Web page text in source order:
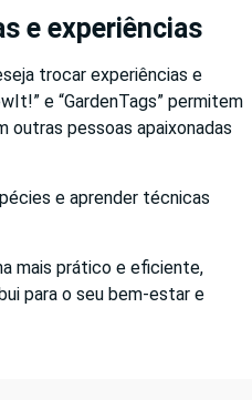
e experiências
trocar experiências e
e “GardenTags” permitem
outras pessoas apaixonadas
e aprender técnicas
mais prático e eficiente,
para o seu bem-estar e